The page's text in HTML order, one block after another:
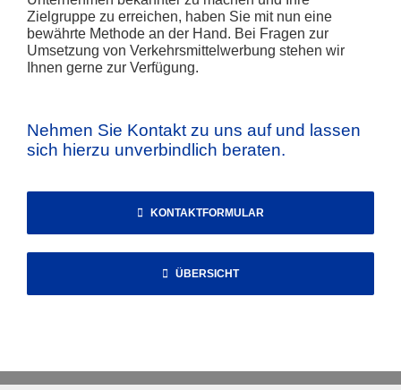
Zielgruppe zu erreichen, haben Sie mit nun eine
bewährte Methode an der Hand. Bei Fragen zur
Umsetzung von Verkehrsmittelwerbung stehen wir
Ihnen gerne zur Verfügung.
Nehmen Sie Kontakt zu uns auf und lassen
sich hierzu unverbindlich beraten.
KONTAKTFORMULAR
ÜBERSICHT